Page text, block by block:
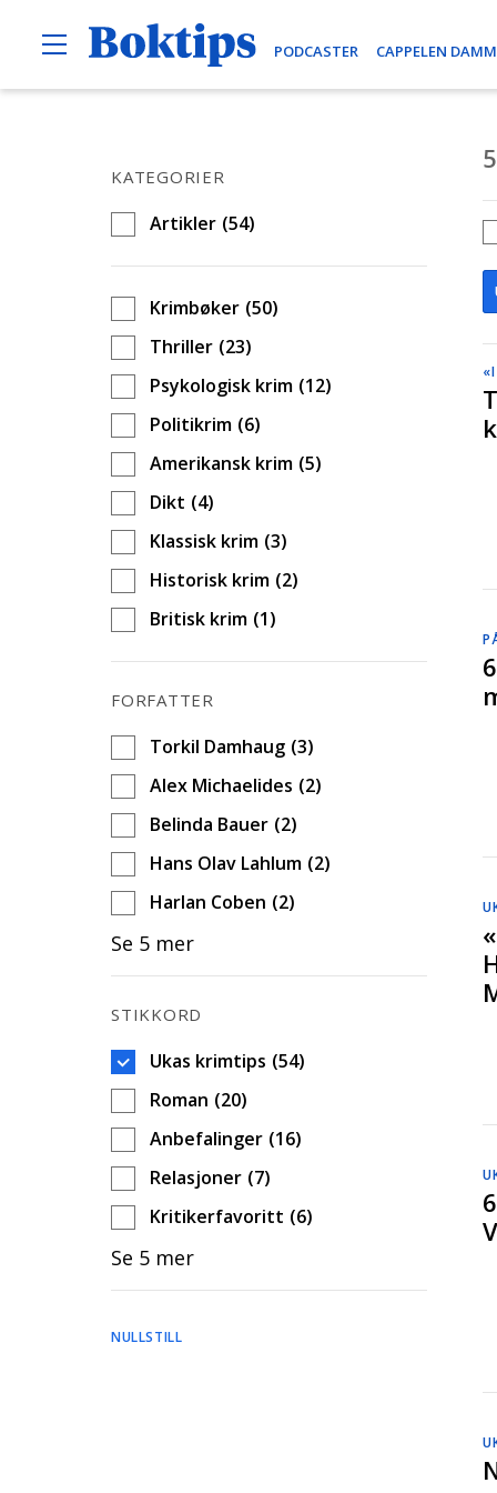
B
o
O
p PODCASTER CAPPELEN
KATEGORIER
Artikler (54)
Krimbøker (50)
Thriller (23)
Psykologisk krim (12)
Politikrim (6)
Amerikansk krim (5)
Dikt (4)
Klassisk krim (3)
Historisk krim (2)
Britisk krim (1)
FORFATTER
Torkil Damhaug (3)
Alex Michaelides (2)
Belinda Bauer (2)
Hans Olav Lahlum (2)
Harlan Coben (2)
Se 5 mer
STIKKORD
Ukas krimtips (54)
Roman (20)
Anbefalinger (16)
Relasjoner (7)
Kritikerfavoritt (6)
Se 5 mer
NULLSTILL